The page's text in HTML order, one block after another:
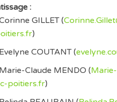
:
GILLET (
)
COUTANT (
Claude MENDO (
poitiers.fr)